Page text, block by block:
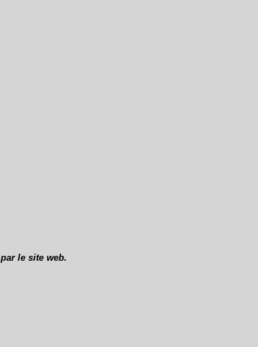
le site web.